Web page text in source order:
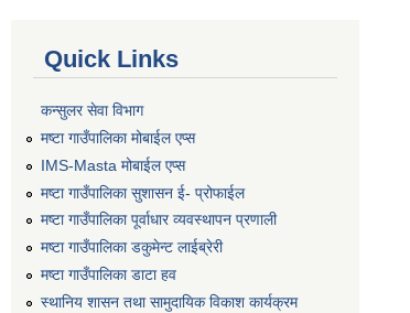
Quick Links
कन्सुलर सेवा विभाग
मष्टा गाउँपालिका मोबाईल एप्स
IMS-Masta मोबाईल एप्स
मष्टा गाउँपालिका सुशासन ई- प्रोफाईल
मष्टा गाउँपालिका पूर्वाधार व्यवस्थापन प्रणाली
मष्टा गाउँपालिका डकुमेन्ट लाईब्रेरी
मष्टा गाउँपालिका डाटा हव
स्थानिय शासन तथा सामुदायिक विकाश कार्यक्रम